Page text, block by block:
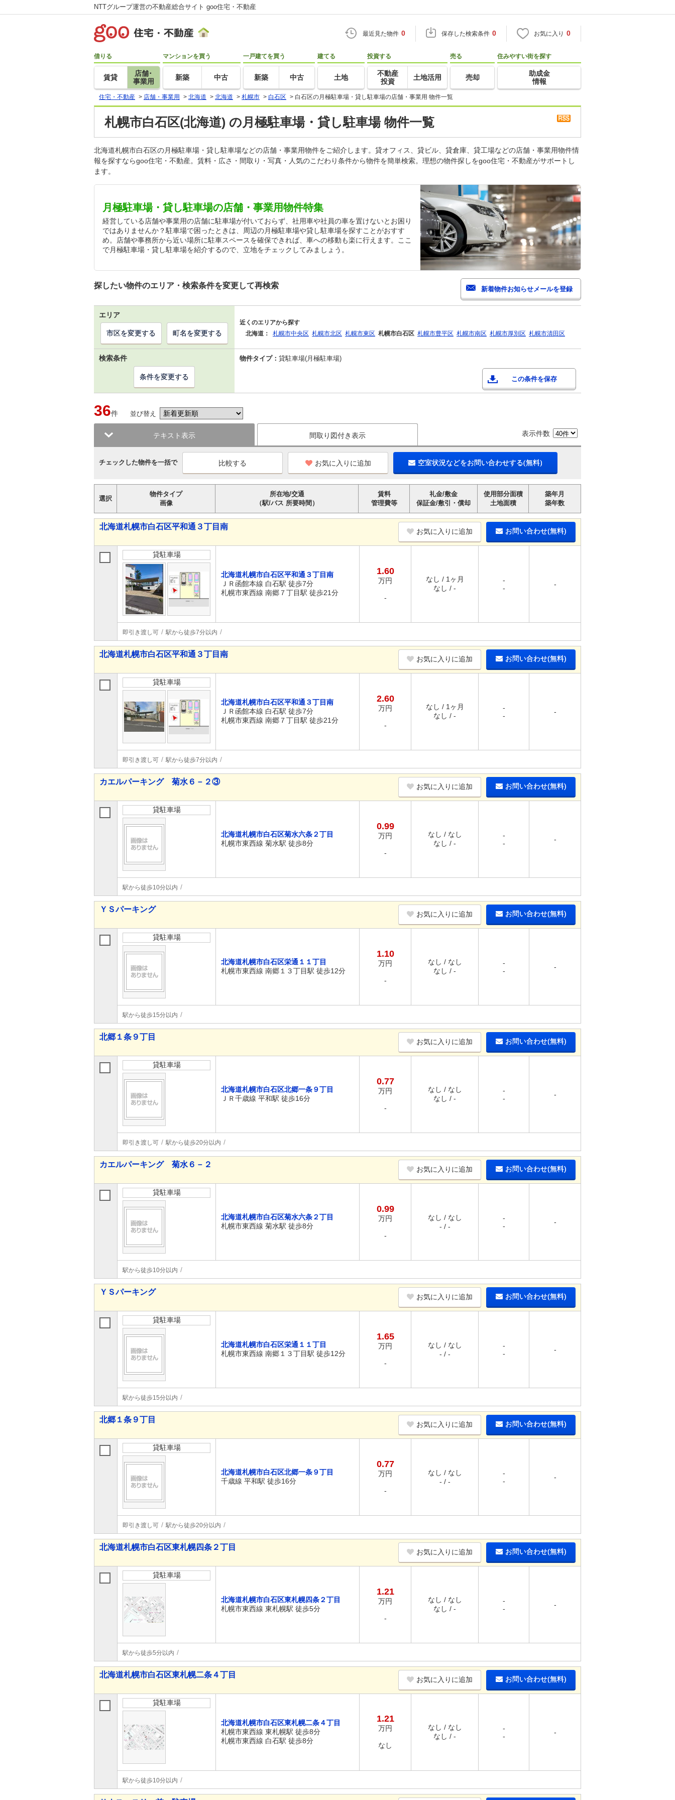
NTTグループ運営の不動産総合サイト goo住宅・不動産
最近見た物件 0 保存した検索条件 0 お気に入り 0
借りる
賃貸
店舗･
事業用
マンションを買う
新築 中古
一戸建てを買う
新築 中古
建てる
土地
投資する
不動産
投資
土地活用
売る
売却
住みやすい街を探す
助成金
情報
住宅・不動産 > 店舗・事業用 > 北海道 > 北海道 > 札幌市 > 白石区 > 白石区の月極駐車場・貸し駐車場の店舗・事業用 物件一覧
札幌市白石区(北海道) の月極駐車場・貸し駐車場 物件一覧
北海道札幌市白石区の月極駐車場・貸し駐車場などの店舗・事業用物件をご紹介します。貸オフィス、貸ビル、貸倉庫、貸工場などの店舗・事業用物件情
報を探すならgoo住宅・不動産。賃料・広さ・間取り・写真・人気のこだわり条件から物件を簡単検索。理想の物件探しをgoo住宅・不動産がサポートし
ます。
月極駐車場・貸し駐車場の店舗・事業用物件特集
経営している店舗や事業用の店舗に駐車場が付いておらず、社用車や社員の車を置けないとお困り
ではありませんか？駐車場で困ったときは、周辺の月極駐車場や貸し駐車場を探すことがおすす
め。店舗や事務所から近い場所に駐車スペースを確保できれば、車への移動も楽に行えます。ここ
で月極駐車場・貸し駐車場を紹介するので、立地をチェックしてみましょう。
探したい物件のエリア・検索条件を変更して再検索
エリア
近くのエリアから探す
北海道：
札幌市中央区 札幌市北区 札幌市東区 札幌市白石区 札幌市豊平区 札幌市南区 札幌市厚別区 札幌市清田区
市区を変更する 町名を変更する
検索条件 物件タイプ： 貸駐車場(月極駐車場)
この条件を保存
条件を変更する
36件 並び替え
テキスト表示 間取り図付き表示 表示件数
チェックした物件を一括で お気に入りに追加 空室状況などをお問い合わせする(無料)
選択
物件タイプ
画像
所在地/交通
（駅/バス 所要時間）
賃料
管理費等
礼金/敷金
保証金/敷引・償却
使用部分面積
土地面積
築年月
築年数
北海道札幌市白石区平和通３丁目南
お気に入りに追加 お問い合わせ(無料)
貸駐車場
北海道札幌市白石区平和通３丁目南
ＪＲ函館本線 白石駅 徒歩7分
札幌市東西線 南郷７丁目駅 徒歩21分
1.60
万円
-
なし / 1ヶ月
なし / -
-
-
-
即引き渡し可 駅から徒歩7分以内
北海道札幌市白石区平和通３丁目南
お気に入りに追加 お問い合わせ(無料)
貸駐車場
北海道札幌市白石区平和通３丁目南
ＪＲ函館本線 白石駅 徒歩7分
札幌市東西線 南郷７丁目駅 徒歩21分
2.60
万円
-
なし / 1ヶ月
なし / -
-
-
-
即引き渡し可 駅から徒歩7分以内
カエルパーキング 菊水６－２③
お気に入りに追加 お問い合わせ(無料)
貸駐車場
北海道札幌市白石区菊水六条２丁目
札幌市東西線 菊水駅 徒歩8分
0.99
万円
-
なし / なし
なし / -
-
-
-
駅から徒歩10分以内
ＹＳパーキング
お気に入りに追加 お問い合わせ(無料)
貸駐車場
北海道札幌市白石区栄通１１丁目
札幌市東西線 南郷１３丁目駅 徒歩12分
1.10
万円
-
なし / なし
なし / -
-
-
-
駅から徒歩15分以内
北郷１条９丁目
お気に入りに追加 お問い合わせ(無料)
貸駐車場
北海道札幌市白石区北郷一条９丁目
ＪＲ千歳線 平和駅 徒歩16分
0.77
万円
-
なし / なし
なし / -
-
-
-
即引き渡し可 駅から徒歩20分以内
カエルパーキング 菊水６－２
お気に入りに追加 お問い合わせ(無料)
貸駐車場
北海道札幌市白石区菊水六条２丁目
札幌市東西線 菊水駅 徒歩8分
0.99
万円
-
なし / なし
- / -
-
-
-
駅から徒歩10分以内
ＹＳパーキング
お気に入りに追加 お問い合わせ(無料)
貸駐車場
北海道札幌市白石区栄通１１丁目
札幌市東西線 南郷１３丁目駅 徒歩12分
1.65
万円
-
なし / なし
- / -
-
-
-
駅から徒歩15分以内
北郷１条９丁目
お気に入りに追加 お問い合わせ(無料)
貸駐車場
北海道札幌市白石区北郷一条９丁目
千歳線 平和駅 徒歩16分
0.77
万円
-
なし / なし
- / -
-
-
-
即引き渡し可 駅から徒歩20分以内
北海道札幌市白石区東札幌四条２丁目
お気に入りに追加 お問い合わせ(無料)
貸駐車場
北海道札幌市白石区東札幌四条２丁目
札幌市東西線 東札幌駅 徒歩5分
1.21
万円
-
なし / なし
なし / -
-
-
-
駅から徒歩5分以内
北海道札幌市白石区東札幌二条４丁目
お気に入りに追加 お問い合わせ(無料)
貸駐車場
北海道札幌市白石区東札幌二条４丁目
札幌市東西線 東札幌駅 徒歩8分
札幌市東西線 白石駅 徒歩8分
1.21
万円
なし
なし / なし
なし / -
-
-
-
駅から徒歩10分以内